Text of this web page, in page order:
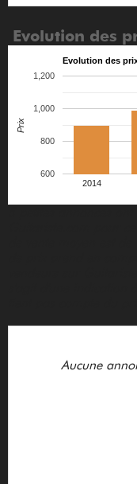
Evolution des
Evolution des
2014
600
800
1,000
1,200
Prix
Aucune